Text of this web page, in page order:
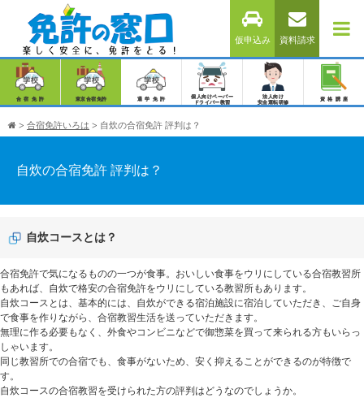
仮申込み 資料請求
合宿免許 東京合宿免許 通学免許
個人向けペーパー
ドライバー教習
法人向け
安全運転研修
資格講座
> 合宿免許いろは > 自炊の合宿免許 評判は？
自炊の合宿免許 評判は？
自炊コースとは？
合宿免許で気になるものの一つが食事。おいしい食事をウリにしている合宿教習所
もあれば、自炊で格安の合宿免許をウリにしている教習所もあります。
自炊コースとは、基本的には、自炊ができる宿泊施設に宿泊していただき、ご自身
で食事を作りながら、合宿教習生活を送っていただきます。
無理に作る必要もなく、外食やコンビニなどで御惣菜を買って来られる方もいらっ
しゃいます。
同じ教習所での合宿でも、食事がないため、安く抑えることができるのが特徴で
す。
自炊コースの合宿教習を受けられた方の評判はどうなのでしょうか。